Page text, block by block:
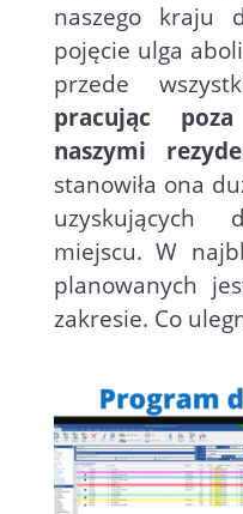
naszego kraju
pojęcie ulga
przede
pracując
naszymi
stanowiła ona
miejscu. W
planowanych
zakresie. Co